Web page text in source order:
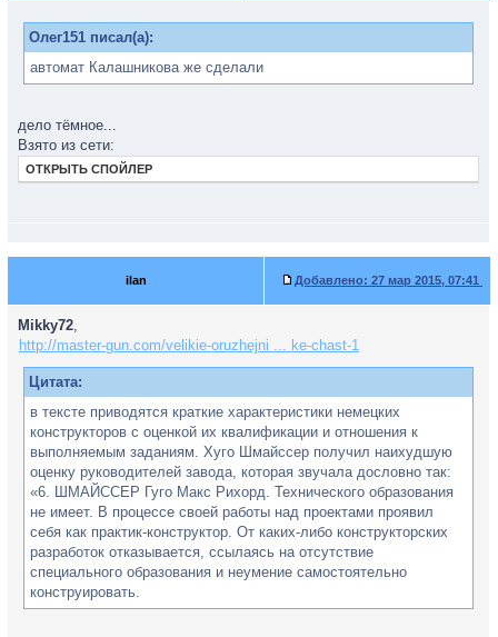
Олег151 писал(а):
автомат Калашникова же сделали
дело тёмное...
Взято из сети:
ОТКРЫТЬ СПОЙЛЕР
ilan Добавлено: 27 мар 2015, 07:41
Mikky72,
http://master-gun.com/velikie-oruzhejni ... ke-chast-1
Цитата:
в тексте приводятся краткие характеристики немецких
конструкторов с оценкой их квалификации и отношения к
выполняемым заданиям. Хуго Шмайссер получил наихудшую
оценку руководителей завода, которая звучала дословно так:
«6. ШМАЙССЕР Гуго Макс Рихорд. Технического образования
не имеет. В процессе своей работы над проектами проявил
себя как практик-конструктор. От каких-либо конструкторских
разработок отказывается, ссылаясь на отсутствие
специального образования и неумение самостоятельно
конструировать.